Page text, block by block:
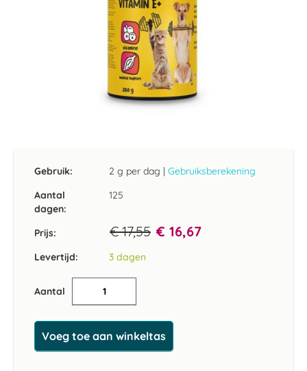
Gebruik: 2 g per dag | Gebruiksberekening
Aantal
dagen:
125
Prijs: € 17,55 € 16,67
Levertijd: 3 dagen
Aantal
Voeg toe aan winkeltas
begin
afbeeldingen-
gallerij